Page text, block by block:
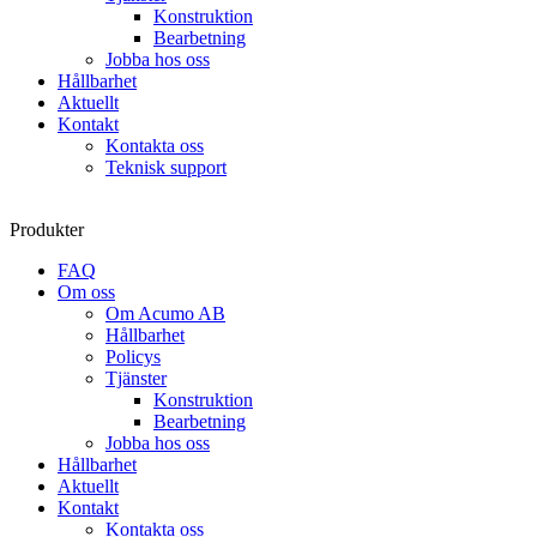
Konstruktion
Bearbetning
Jobba hos oss
Hållbarhet
Aktuellt
Kontakt
Kontakta oss
Teknisk support
Produkter
FAQ
Om oss
Om Acumo AB
Hållbarhet
Policys
Tjänster
Konstruktion
Bearbetning
Jobba hos oss
Hållbarhet
Aktuellt
Kontakt
Kontakta oss